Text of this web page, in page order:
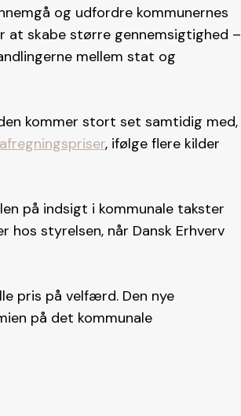
og udfordre kommunernes
skabe større gennemsigtighed –
mellem stat og
kommer stort set samtidig med,
, ifølge flere kilder
på indsigt i kommunale takster
styrelsen, når Dansk Erhverv
pris på velfærd. Den nye
på det kommunale